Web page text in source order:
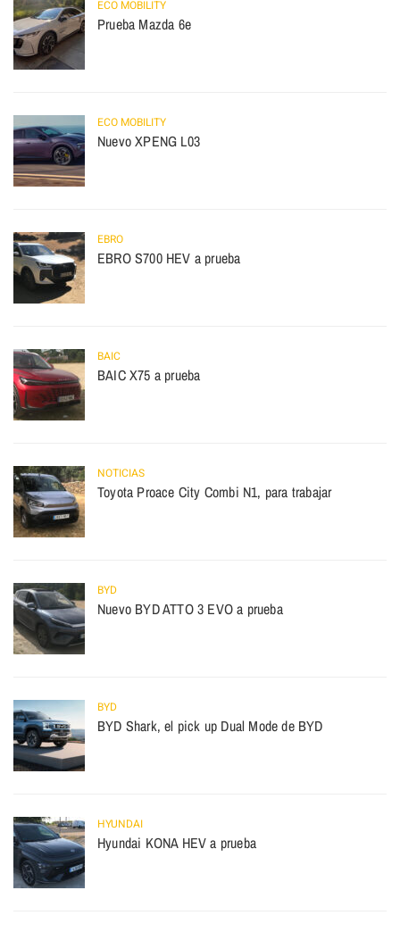
ECO MOBILITY
Prueba Mazda 6e
ECO MOBILITY
Nuevo XPENG L03
EBRO
EBRO S700 HEV a prueba
BAIC
BAIC X75 a prueba
NOTICIAS
Toyota Proace City Combi N1, para trabajar
BYD
Nuevo BYD ATTO 3 EVO a prueba
BYD
BYD Shark, el pick up Dual Mode de BYD
HYUNDAI
Hyundai KONA HEV a prueba